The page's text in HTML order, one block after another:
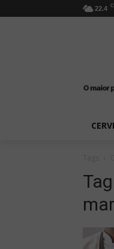
22.4 C